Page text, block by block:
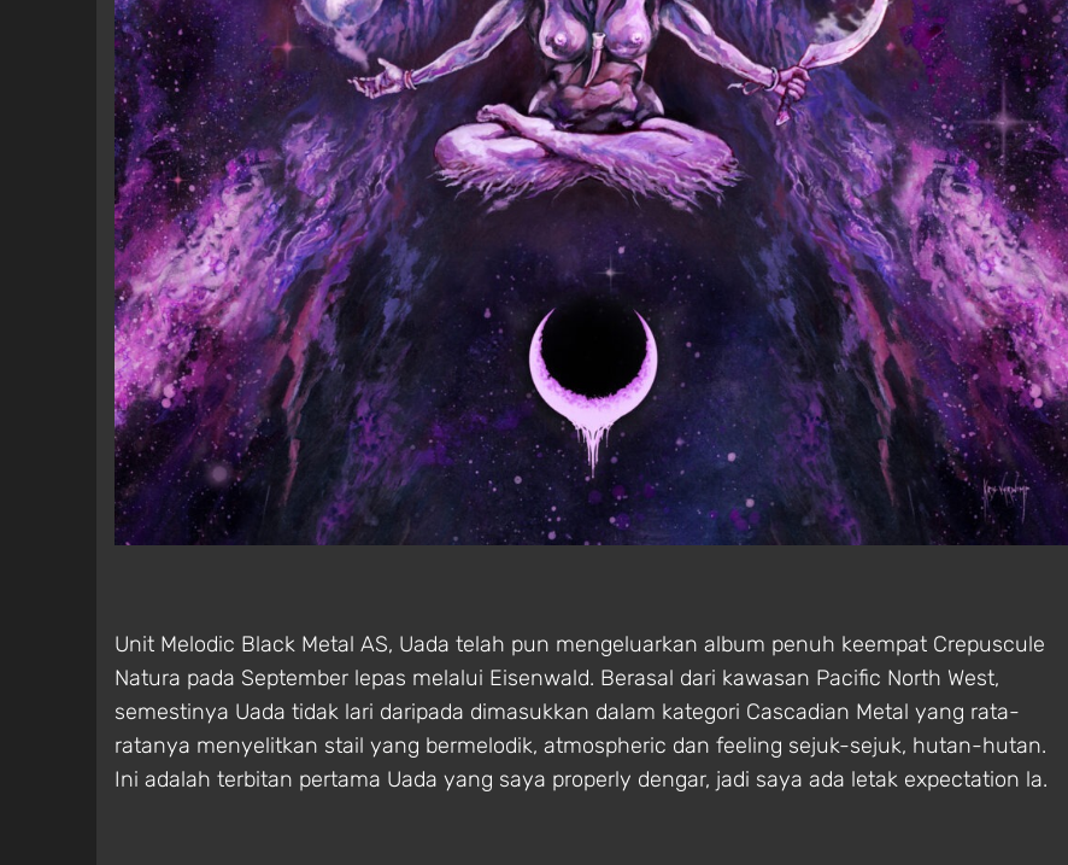
Unit Melodic Black Metal AS, Uada telah pun mengeluarkan album penuh keempat Crepuscule
Natura pada September lepas melalui Eisenwald. Berasal dari kawasan Pacific North West,
semestinya Uada tidak lari daripada dimasukkan dalam kategori Cascadian Metal yang rata-
ratanya menyelitkan stail yang bermelodik, atmospheric dan feeling sejuk-sejuk, hutan-hutan.
Ini adalah terbitan pertama Uada yang saya properly dengar, jadi saya ada letak expectation la.